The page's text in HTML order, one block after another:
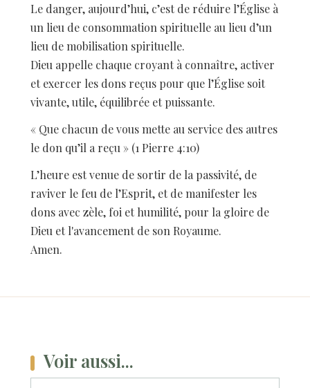
Le danger, aujourd’hui, c’est de réduire l’Église à
un lieu de consommation spirituelle au lieu d’un
lieu de mobilisation spirituelle.
Dieu appelle chaque croyant à connaître, activer
et exercer les dons reçus pour que l’Église soit
vivante, utile, équilibrée et puissante.
« Que chacun de vous mette au service des autres
le don qu’il a reçu » (1 Pierre 4:10)
L’heure est venue de sortir de la passivité, de
raviver le feu de l’Esprit, et de manifester les
dons avec zèle, foi et humilité, pour la gloire de
Dieu et l'avancement de son Royaume.
Amen.
Voir aussi...